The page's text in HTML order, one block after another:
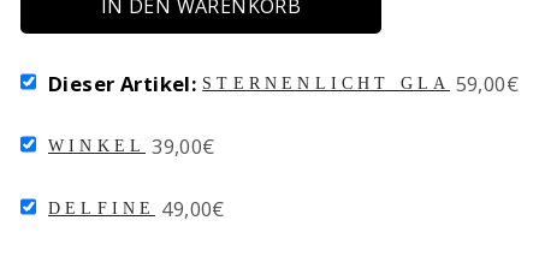
IN DEN WARENKORB
SELECT
FOR
Dieser Artikel: STERNENLICHT GLASBEAD
Price
59,00€
SELECT
BUNDLE
WINKEL Price
39,00€
SELECT
DELFINE Price
49,00€